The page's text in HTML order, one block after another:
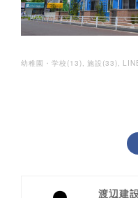
幼稚園・学校 (13) 施設 (33)
渡辺建